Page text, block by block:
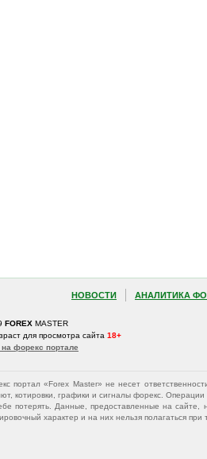
НОВОСТИ АНАЛИТИКА
FOREX MASTER
для просмотра сайта 18+
форекс портале
портал «Forex Master» не несет
котировки, графики и сигналы форекс.
потерять. Данные, предоставленные на
характер и на них нельзя полагаться при